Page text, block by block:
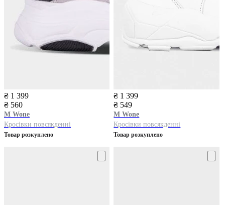
₴ 1 399
₴ 560
M Wone
Кросівки повсякденні
Товар розкуплено
₴ 1 399
₴ 549
M Wone
Кросівки повсякденні
Товар розкуплено